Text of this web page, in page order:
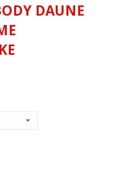
DAUNE